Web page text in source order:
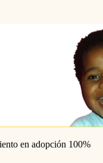
en adopción 100%